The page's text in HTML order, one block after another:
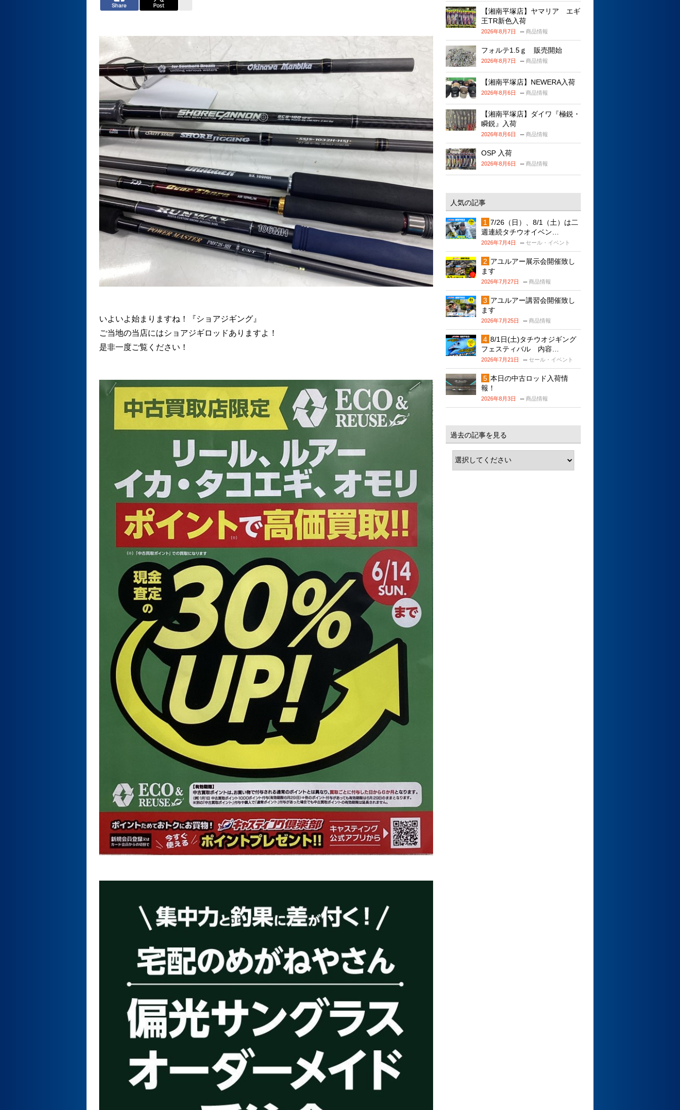
いよいよ始まりますね！『ショアジギング』
ご当地の当店にはショアジギロッドありますよ！
是非一度ご覧ください！
【湘南平塚店】ヤマリア エギ
王TR新色入荷
2026年8月7日 商品情報
フォルテ1.5ｇ 販売開始
2026年8月7日 商品情報
【湘南平塚店】NEWERA入荷
2026年8月6日 商品情報
【湘南平塚店】ダイワ『極鋭・
瞬鋭』入荷
2026年8月6日 商品情報
OSP 入荷
2026年8月6日 商品情報
人気の記事
7/26（日）、8/1（土）は二
週連続タチウオイベン…
2026年7月4日 セール・イベント
アユルアー展示会開催致し
ます
2026年7月27日 商品情報
アユルアー講習会開催致し
ます
2026年7月25日 商品情報
8/1日(土)タチウオジギング
フェスティバル 内容…
2026年7月21日 セール・イベント
本日の中古ロッド入荷情
報！
2026年8月3日 商品情報
過去の記事を見る